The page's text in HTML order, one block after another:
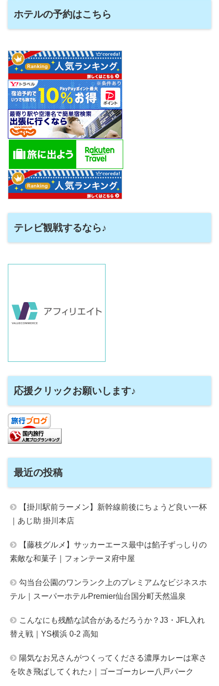
ホテルの予約はこちら
テレビ観戦するなら♪
応援クリックお願いします♪
最近の投稿
【掛川駅前ラーメン】新幹線前後にちょうど良い一杯
｜あじ助 掛川本店
【藤枝グルメ】サッカーエース最中は餡子ずっしりの
素敵な和菓子｜フォンテーヌ府中屋
勾当台公園のワンランク上のプレミアムなビジネスホ
テル｜スーパーホテルPremier仙台国分町天然温泉
こんなにも残酷な試合があるだろうか？J3・JFL入れ
替え戦｜YS横浜 0-2 高知
陽気なお兄さんがつくってくださる濃厚カレーは寒さ
を吹き飛ばしてくれた♪｜ゴーゴーカレー八戸パーク